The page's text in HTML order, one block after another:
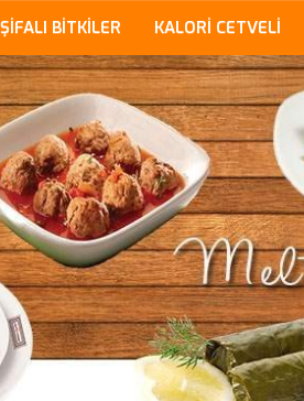
ŞİFALI BİTKİLER KALORİ CETVELİ